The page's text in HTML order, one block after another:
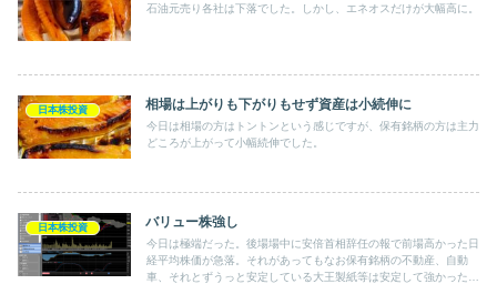
石油元売り各社は下落でした。しかし、エネオスだけが大幅高に。
日本株投資 相場は上がりも下がりもせず資産は小続伸に
今日は相場の方はトントンという感じですが、保有銘柄の方は主力
どころが上がって小幅続伸でした。
日本株投資 バリュー株強し
今日は極端だった。後場場中に安倍首相辞任の報で前場高かった日
経平均株価が急落。それがあってもなお保有銘柄の不動産、自動
車、それとずうっと安定している大王製紙等は安定して強かった。